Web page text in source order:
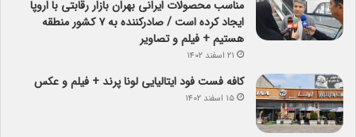
مناسب محصولات ایرانی بهران بازار رقابتی با اروپا
ایجاد کرده است / صادرکننده به ۷ کشور منطقه
هستیم + فیلم و تصاویر
۲۱ اسفند ۱۴۰۲
کافه فست فود ایتالیایی لونا پرند + فیلم و عکس
۱۵ اسفند ۱۴۰۲